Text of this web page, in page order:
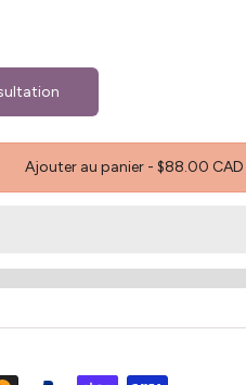
Ajouter au panier - $88.00 CAD